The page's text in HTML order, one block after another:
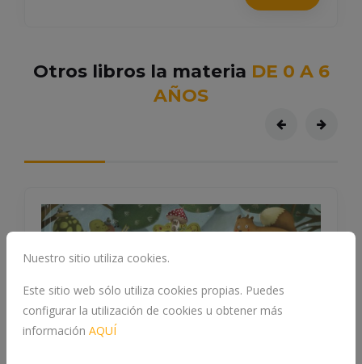
Otros libros la materia DE 0 A 6
AÑOS
Nuestro sitio utiliza cookies.
Este sitio web sólo utiliza cookies propias. Puedes
configurar la utilización de cookies u obtener más
información AQUÍ